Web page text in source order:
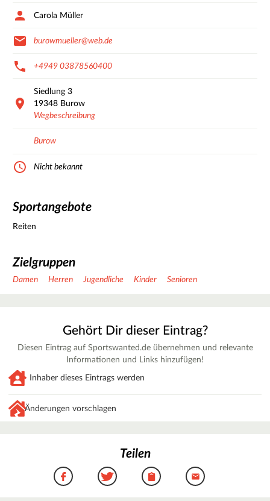
Carola Müller
burowmueller@web.de
+4949 03878560400
Siedlung 3
19348 Burow
Wegbeschreibung
Burow
Nicht bekannt
Sportangebote
Reiten
Zielgruppen
Damen Herren Jugendliche Kinder Senioren
Gehört Dir dieser Eintrag?
Diesen Eintrag auf Sportswanted.de übernehmen und relevante
Informationen und Links hinzufügen!
Inhaber dieses Eintrags werden
Änderungen vorschlagen
Teilen